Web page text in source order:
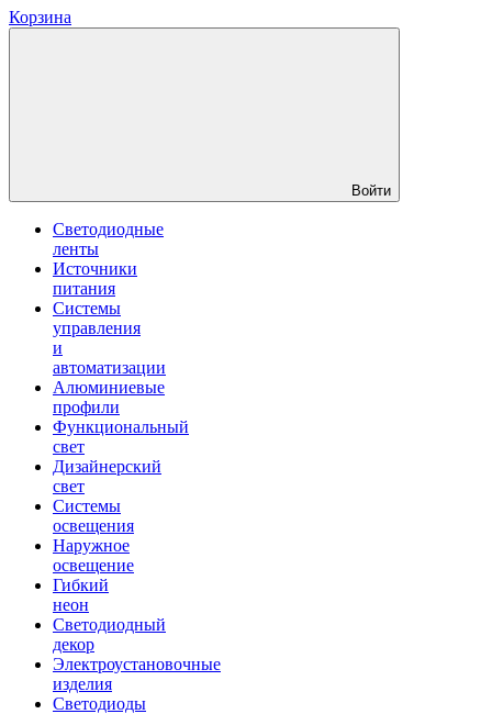
Корзина
Войти
Светодиодные
ленты
Источники
питания
Системы
управления
и
автоматизации
Алюминиевые
профили
Функциональный
свет
Дизайнерский
свет
Системы
освещения
Наружное
освещение
Гибкий
неон
Светодиодный
декор
Электроустановочные
изделия
Светодиоды